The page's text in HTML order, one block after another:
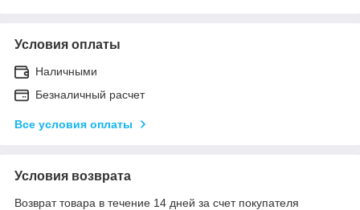
Условия оплаты
Наличными
Безналичный расчет
Все условия оплаты
Условия возврата
Возврат товара в течение 14 дней за счет покупателя